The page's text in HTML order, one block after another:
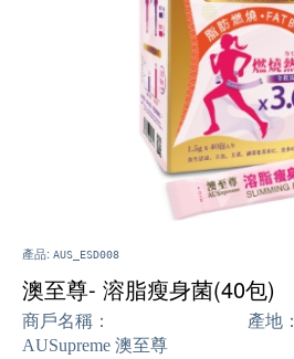
產品: AUS_ESD008
澳至尊- 溶脂瘦身菌(40包)
商戶名稱：
AUSupreme 澳至尊
產地：